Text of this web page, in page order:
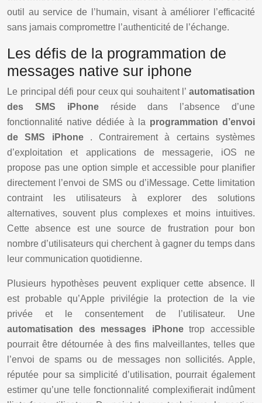
outil au service de l’humain, visant à améliorer l’efficacité
sans jamais compromettre l’authenticité de l’échange.
Les défis de la programmation de
messages native sur iphone
Le principal défi pour ceux qui souhaitent l’ automatisation
des SMS iPhone réside dans l’absence d’une
fonctionnalité native dédiée à la programmation d’envoi
de SMS iPhone . Contrairement à certains systèmes
d’exploitation et applications de messagerie, iOS ne
propose pas une option simple et accessible pour planifier
directement l’envoi de SMS ou d’iMessage. Cette limitation
contraint les utilisateurs à explorer des solutions
alternatives, souvent plus complexes et moins intuitives.
Cette absence est une source de frustration pour bon
nombre d’utilisateurs qui cherchent à gagner du temps dans
leur communication quotidienne.
Plusieurs hypothèses peuvent expliquer cette absence. Il
est probable qu’Apple privilégie la protection de la vie
privée et le consentement de l’utilisateur. Une
automatisation des messages iPhonetrop accessible
pourrait être détournée à des fins malveillantes, telles que
l’envoi de spams ou de messages non sollicités. Apple,
réputée pour sa simplicité d’utilisation, pourrait également
estimer qu’une telle fonctionnalité complexifierait indûment